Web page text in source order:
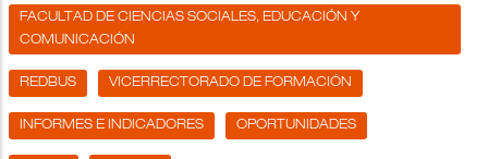
FACULTAD DE CIENCIAS SOCIALES, EDUCACIÓN Y
COMUNICACIÓN
REDBUS VICERRECTORADO DE FORMACIÓN
INFORMES E INDICADORES OPORTUNIDADES